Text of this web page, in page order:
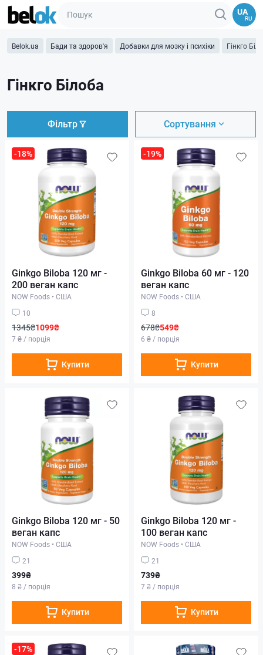
UA
RU
Belok.ua Бади та здоров'я Добавки для мозку і психіки Гінкго
Гінкго Білоба
Фільтр Сортування
-18%
Ginkgo Biloba 120 мг -
200 веган капс
NOW Foods • США
10
1345₴1099₴
7 ₴ / порція
Купити
-19%
Ginkgo Biloba 60 мг - 120
веган капс
NOW Foods • США
8
678₴549₴
6 ₴ / порція
Купити
Ginkgo Biloba 120 мг - 50
веган капс
NOW Foods • США
21
399₴
8 ₴ / порція
Купити
Ginkgo Biloba 120 мг -
100 веган капс
NOW Foods • США
21
739₴
7 ₴ / порція
Купити
-17%